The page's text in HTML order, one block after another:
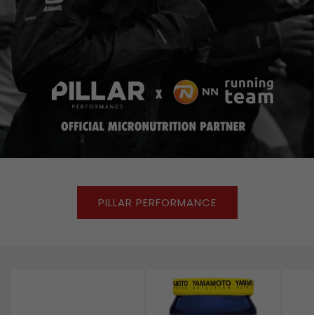
PILLAR PERFORMANCE